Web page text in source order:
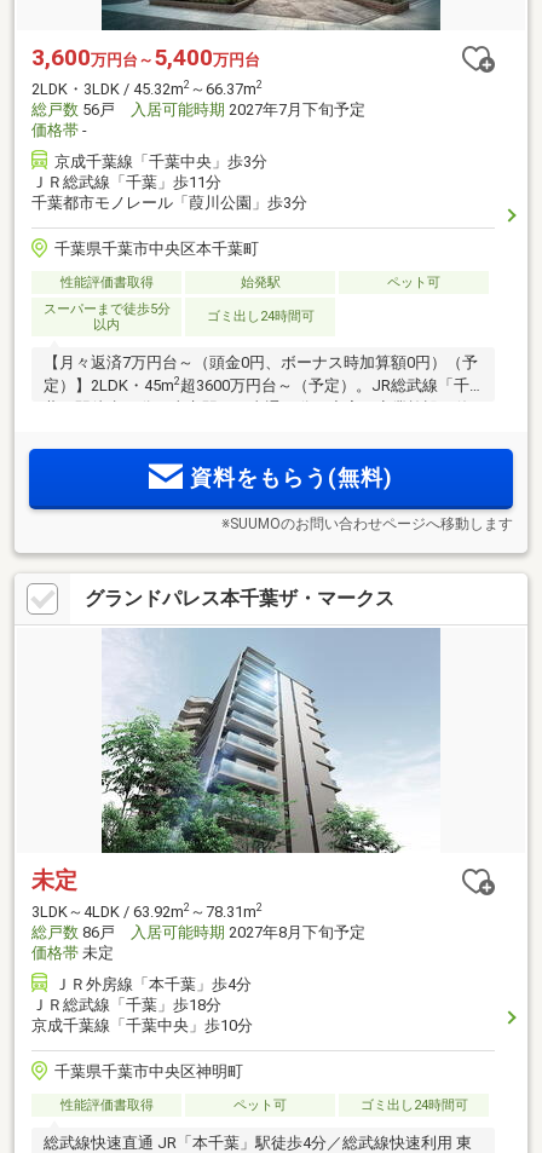
3,600万円台～ 5,400万円台
2LDK・3LDK / 45.32m2 ～66.37m2
総戸数 56戸 入居可能時期 2027年7月下旬予定
価格帯 -
京成千葉線「千葉中央」歩3分
ＪＲ総武線「千葉」歩11分
千葉都市モノレール「葭川公園」歩3分
千葉県千葉市中央区本千葉町
性能評価書取得 始発駅
ペット可
スーパーまで徒歩5分
以内
ゴミ出し24時間可
【月々返済7万円台～（頭金0円、ボーナス時加算額0円）（予
定）】2LDK・45m2 超3600万円台～（予定）。JR総武線「千
資料をもらう(無料)
※SUUMOのお問い合わせページへ移動します
グランドパレス本千葉ザ・マークス
未定
3LDK～4LDK / 63.92m2 ～78.31m2
総戸数 86戸 入居可能時期 2027年8月下旬予定
価格帯 未定
ＪＲ外房線「本千葉」歩4分
ＪＲ総武線「千葉」歩18分
京成千葉線「千葉中央」歩10分
千葉県千葉市中央区神明町
性能評価書取得 ペット可 ゴミ出し24時間可
総武線快速直通 JR「本千葉」駅徒歩4分／総武線快速利用 東